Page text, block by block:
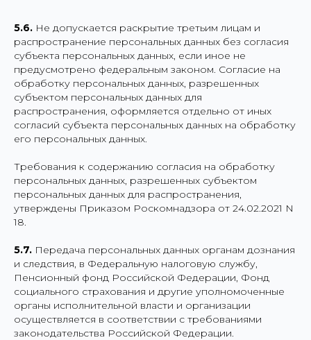
5.6. Не допускается раскрытие третьим лицам и
распространение персональных данных без согласия
субъекта персональных данных, если иное не
предусмотрено федеральным законом. Согласие на
обработку персональных данных, разрешенных
субъектом персональных данных для
распространения, оформляется отдельно от иных
согласий субъекта персональных данных на обработку
его персональных данных.
Требования к содержанию согласия на обработку
персональных данных, разрешенных субъектом
персональных данных для распространения,
утверждены Приказом Роскомнадзора от 24.02.2021 N
18.
5.7. Передача персональных данных органам дознания
и следствия, в Федеральную налоговую службу,
Пенсионный фонд Российской Федерации, Фонд
социального страхования и другие уполномоченные
органы исполнительной власти и организации
осуществляется в соответствии с требованиями
законодательства Российской Федерации.